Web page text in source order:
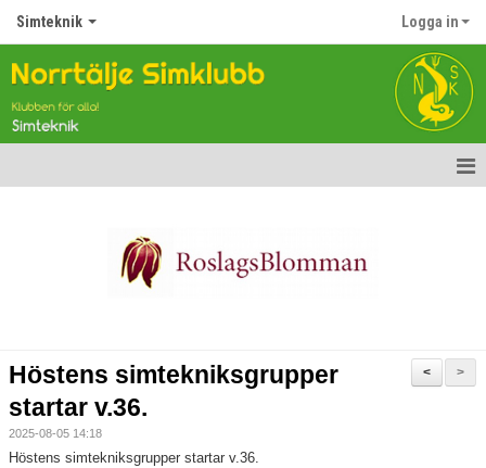
Simteknik Logga in
Dokument
Kontakt
>
<
Höstens simtekniksgrupper
startar v.36.
2025-08-05 14:18
Höstens simtekniksgrupper startar v.36.